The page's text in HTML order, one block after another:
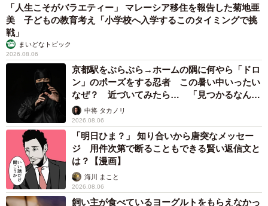
「人生こそがバラエティー」 マレーシア移住を報告した菊地亜
美 子どもの教育考え「小学校へ入学するこのタイミングで挑
戦」
まいどなトピック
2026.08.06
京都駅をぶらぶら→ホームの隅に何やら「ドロ
ン」のポーズをする忍者 この暑い中いったい
なぜ？ 近づいてみたら… 「見つかるなんて
未熟」中将 タカノリ
2026.08.06
「明日ひま？」 知り合いから唐突なメッセー
ジ 用件次第で断ることもできる賢い返信文と
は？【漫画】
海川 まこと
2026.08.06
飼い主が食べているヨーグルトをもらえなかっ